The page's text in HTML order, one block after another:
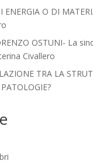
ENERGIA O DI
OSTUNI- La
Civallero
TRA LA